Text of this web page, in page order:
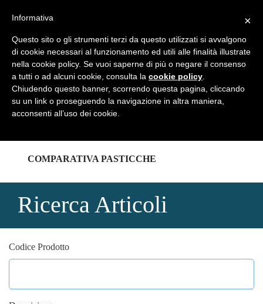
REGISTRATI
HOME
COMPARATIVA PASTICCHE
Ricerca Articoli
Codice Prodotto
×
Informativa
Questo sito o gli strumenti terzi da questo utilizzati si avvalgono
di cookie necessari al funzionamento ed utili alle finalità illustrate
nella cookie policy. Se vuoi saperne di più o negare il consenso
a tutti o ad alcuni cookie, consulta la cookie policy
Chiudendo questo banner, scorrendo questa pagina, cliccando
su un link o proseguendo la navigazione in altra maniera,
acconsenti all’uso dei cookie.